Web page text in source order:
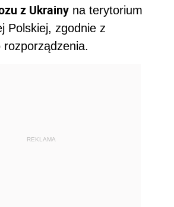
z Ukrainy na terytorium
Polskiej, zgodnie z
rozporządzenia.
REKLAMA